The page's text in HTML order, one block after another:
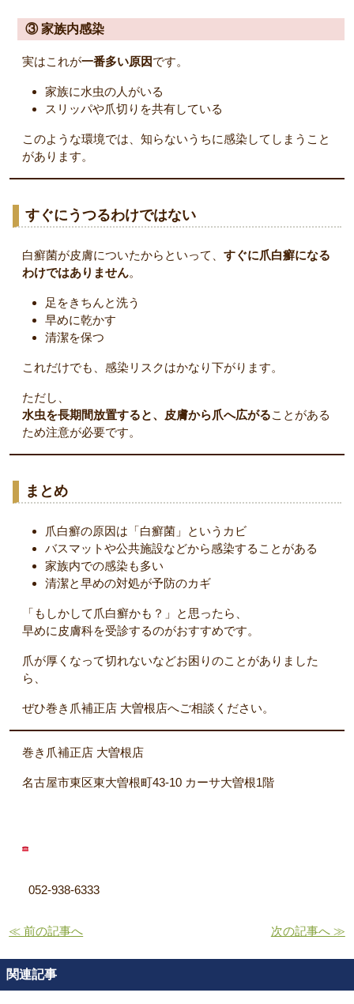
③ 家族内感染
実はこれが一番多い原因です。
家族に水虫の人がいる
スリッパや爪切りを共有している
このような環境では、知らないうちに感染してしまうこと
があります。
すぐにうつるわけではない
白癬菌が皮膚についたからといって、 すぐに爪白癬になる
わけではありません。
足をきちんと洗う
早めに乾かす
清潔を保つ
これだけでも、感染リスクはかなり下がります。
ただし、
水虫を長期間放置すると、皮膚から爪へ広がることがある
ため注意が必要です。
まとめ
爪白癬の原因は「白癬菌」というカビ
バスマットや公共施設などから感染することがある
家族内での感染も多い
清潔と早めの対処が予防のカギ
「もしかして爪白癬かも？」と思ったら、
早めに皮膚科を受診するのがおすすめです。
爪が厚くなって切れないなどお困りのことがありました
ら、
ぜひ巻き爪補正店 大曽根店へご相談ください。
巻き爪補正店 大曽根店
名古屋市東区東大曽根町43-10 カーサ大曽根1階
052-938-6333
≪ 前の記事へ 次の記事へ ≫
関連記事